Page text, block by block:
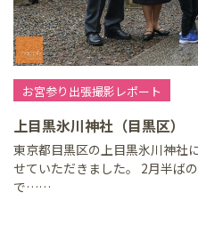
お宮参り出張撮影レポート
上目黒氷川神社（目黒区）
東京都目黒区の上目黒氷川神社
せていただきました。 2月半ば
で……